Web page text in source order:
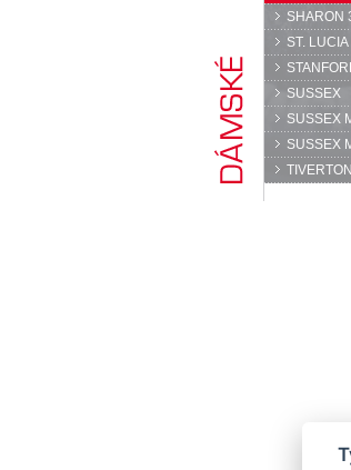
SHARON
ST. LUCIA
SUSSEX
SUSSEX
SUSSEX
TIVERTON